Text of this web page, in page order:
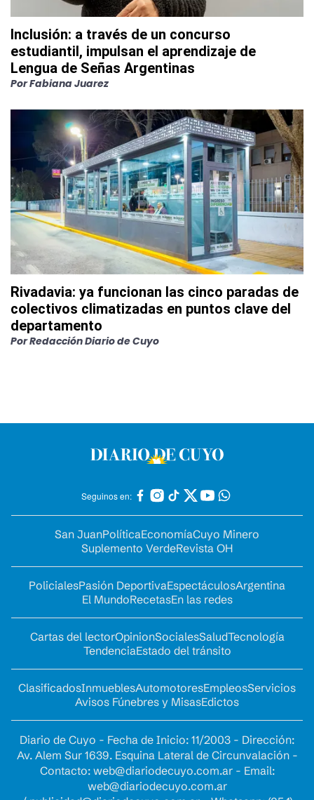
Inclusión: a través de un concurso
estudiantil, impulsan el aprendizaje de
Lengua de Señas Argentinas
PorFabiana Juarez
Rivadavia: ya funcionan las cinco paradas de
colectivos climatizadas en puntos clave del
departamento
PorRedacción Diario de Cuyo
Seguinos en:
San JuanPolíticaEconomíaCuyo Minero
Suplemento VerdeRevista OH
PolicialesPasión DeportivaEspectáculosArgentina
El MundoRecetasEn las redes
Cartas del lectorOpinionSocialesSaludTecnología
TendenciaEstado del tránsito
ClasificadosInmueblesAutomotoresEmpleosServicios
Avisos Fúnebres y MisasEdictos
Diario de Cuyo - Fecha de Inicio: 11/2003 - Dirección:
Av. Alem Sur 1639. Esquina Lateral de Circunvalación -
Contacto: web@diariodecuyo.com.ar- Email:
web@diariodecuyo.com.ar